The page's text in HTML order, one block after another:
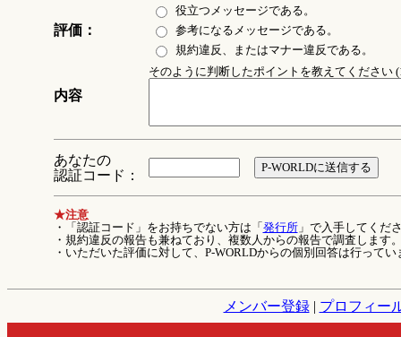
評価：
役立つメッセージである。
参考になるメッセージである。
規約違反、またはマナー違反である。
内容
そのように判断したポイントを教えてください
あなたの
認証コード：
★注意
・「認証コード」をお持ちでない方は「 発行所」で入手してくだ
・規約違反の報告も兼ねており、複数人からの報告で調査します
・いただいた評価に対して、P-WORLDからの個別回答は行ってい
メンバー登録| プロフィー